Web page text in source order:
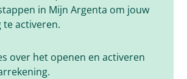
in Mijn Argenta om jouw
te activeren.
over het openen en activeren